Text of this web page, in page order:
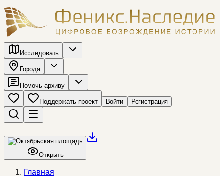
Исследовать
Города
Помочь архиву
Поддержать проект Войти Регистрация
Открыть
Главная